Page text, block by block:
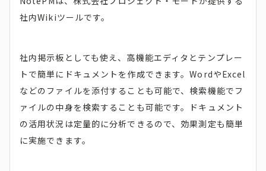
社内Wikiツールです。
社内掲示板としても使え、高機能エディタとテンプレー
トで簡単にドキュメントを作成できます。WordやExcel
などのファイルを添付することも可能で、検索機能でフ
ァイルの中身を検索することも可能です。ドキュメント
の活用状況は定量的に分析できるので、効果測定も簡単
に実施できます。